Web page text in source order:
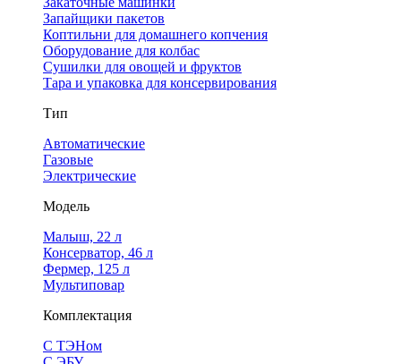
Запайщики пакетов
Коптильни для домашнего копчения
Оборудование для колбас
Сушилки для овощей и фруктов
Тара и упаковка для консервирования
Тип
Автоматические
Газовые
Электрические
Модель
Малыш, 22 л
Консерватор, 46 л
Фермер, 125 л
Мультиповар
Комплектация
С ТЭНом